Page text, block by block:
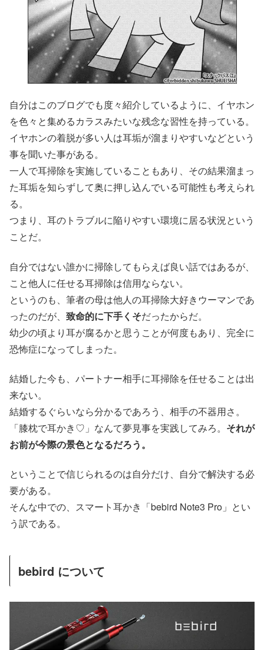
自分はこのブログでも度々紹介しているように、イヤホン
を色々と集めるカラスみたいな残念な習性を持っている。
イヤホンの着脱が多い人は耳垢が溜まりやすいなどという
事を聞いた事がある。
一人で耳掃除を実施していることもあり、その結果溜まっ
た耳垢を知らずして奥に押し込んでいる可能性も考えられ
る。
つまり、耳のトラブルに陥りやすい環境に居る状況という
ことだ。
自分ではない誰かに掃除してもらえば良い話ではあるが、
こと他人に任せる耳掃除は信用ならない。
というのも、筆者の母は他人の耳掃除大好きウーマンであ
ったのだが、 致命的に下手くそだったからだ。
幼少の頃より耳が腐るかと思うことが何度もあり、完全に
恐怖症になってしまった。
結婚した今も、パートナー相手に耳掃除を任せることは出
来ない。
結婚するぐらいなら分かるであろう、相手の不器用さ。
「膝枕で耳かき♡」なんて夢見事を実践してみろ。 それが
お前が今際の景色となるだろう。
ということで信じられるのは自分だけ、自分で解決する必
要がある。
そんな中での、スマート耳かき「bebird Note3 Pro」とい
う訳である。
bebird について